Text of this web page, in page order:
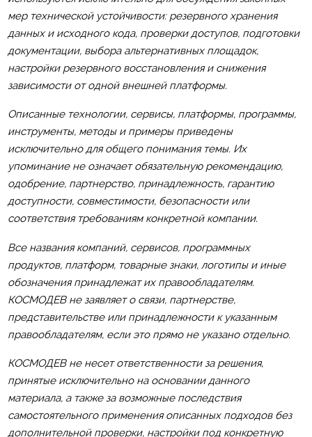
мер технической устойчивости: резервного хранения
данных и исходного кода, проверки доступов, подготовки
документации, выбора альтернативных площадок,
настройки резервного восстановления и снижения
зависимости от одной внешней платформы.
Описанные технологии, сервисы, платформы, программы,
инструменты, методы и примеры приведены
исключительно для общего понимания темы. Их
упоминание не означает обязательную рекомендацию,
одобрение, партнерство, принадлежность, гарантию
доступности, совместимости, безопасности или
соответствия требованиям конкретной компании.
Все названия компаний, сервисов, программных
продуктов, платформ, товарные знаки, логотипы и иные
обозначения принадлежат их правообладателям.
КОСМОДЕВ не заявляет о связи, партнерстве,
представительстве или принадлежности к указанным
правообладателям, если это прямо не указано отдельно.
КОСМОДЕВ не несет ответственности за решения,
принятые исключительно на основании данного
материала, а также за возможные последствия
самостоятельного применения описанных подходов без
дополнительной проверки, настройки под конкретную